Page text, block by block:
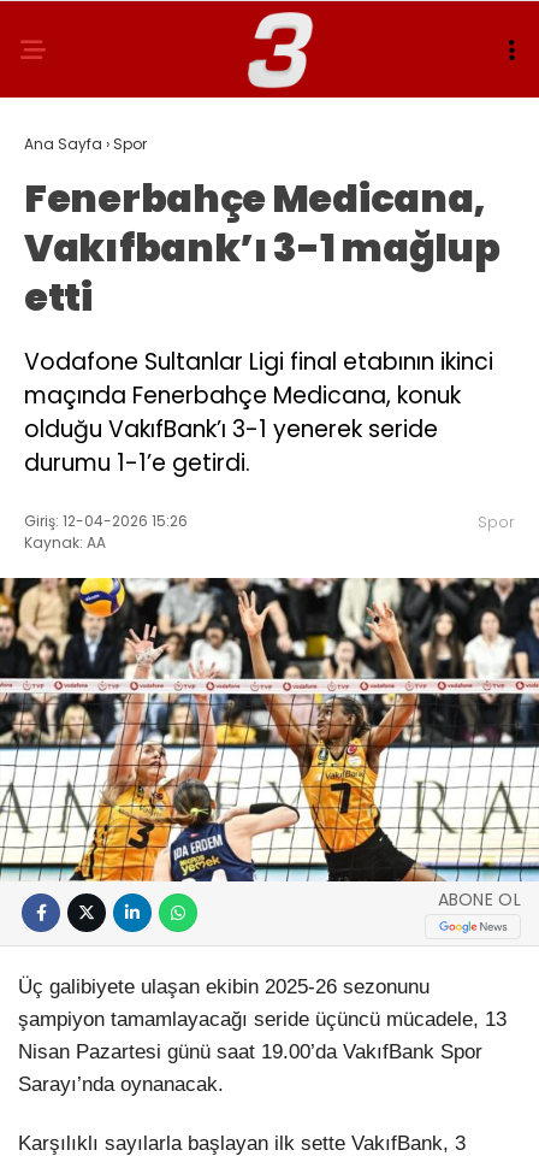
Ana Sayfa › Spor
Fenerbahçe Medicana,
Vakıfbank’ı 3-1 mağlup
etti
Vodafone Sultanlar Ligi final etabının ikinci
maçında Fenerbahçe Medicana, konuk
olduğu VakıfBank’ı 3-1 yenerek seride
durumu 1-1’e getirdi.
Giriş: 12-04-2026 15:26
Kaynak: AA
Spor
ABONE OL
Üç galibiyete ulaşan ekibin 2025-26 sezonunu
şampiyon tamamlayacağı seride üçüncü mücadele, 13
Nisan Pazartesi günü saat 19.00’da VakıfBank Spor
Sarayı’nda oynanacak.
Karşılıklı sayılarla başlayan ilk sette VakıfBank, 3